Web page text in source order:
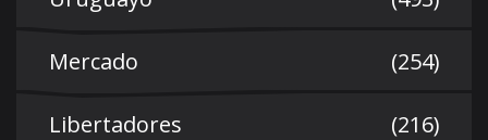
Mercado (254)
Libertadores (216)